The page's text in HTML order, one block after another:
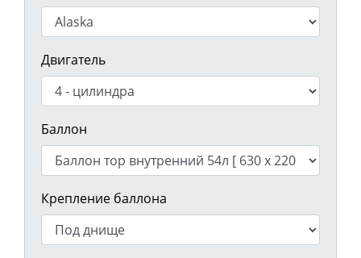
Двигатель
Баллон
Крепление баллона